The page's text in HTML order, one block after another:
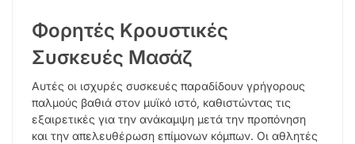
Φορητές Κρουστικές
Συσκευές Μασάζ
Αυτές οι ισχυρές συσκευές παραδίδουν γρήγορους
παλμούς βαθιά στον μυϊκό ιστό, καθιστώντας τις
εξαιρετικές για την ανάκαμψη μετά την προπόνηση
και την απελευθέρωση επίμονων κόμπων. Οι αθλητές